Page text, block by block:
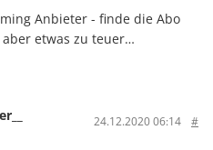
Anbieter - finde die Abo
etwas zu teuer…
24.12.2020 06:14 #